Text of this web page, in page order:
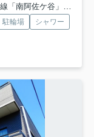
南阿佐ケ谷」駅 徒歩17分
駐輪場
シャワー